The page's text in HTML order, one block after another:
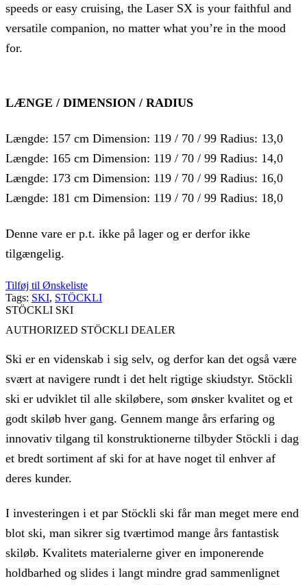
speeds or easy cruising, the Laser SX is your faithful and
versatile companion, no matter what you’re in the mood
for.
LÆNGE / DIMENSION / RADIUS
Længde: 157 cm Dimension: 119 / 70 / 99 Radius: 13,0
Længde: 165 cm Dimension: 119 / 70 / 99 Radius: 14,0
Længde: 173 cm Dimension: 119 / 70 / 99 Radius: 16,0
Længde: 181 cm Dimension: 119 / 70 / 99 Radius: 18,0
Denne vare er p.t. ikke på lager og er derfor ikke
tilgængelig.
Tilføj til Ønskeliste
Tags: SKI, STÖCKLI
STÖCKLI SKI
AUTHORIZED STÖCKLI DEALER
Ski er en videnskab i sig selv, og derfor kan det også være
svært at navigere rundt i det helt rigtige skiudstyr. Stöckli
ski er udviklet til alle skiløbere, som ønsker kvalitet og et
godt skiløb hver gang. Gennem mange års erfaring og
innovativ tilgang til konstruktionerne tilbyder Stöckli i dag
et bredt sortiment af ski for at have noget til enhver af
deres kunder.
I investeringen i et par Stöckli ski får man meget mere end
blot ski, man sikrer sig tværtimod mange års fantastisk
skiløb. Kvalitets materialerne giver en imponerende
holdbarhed og slides i langt mindre grad sammenlignet